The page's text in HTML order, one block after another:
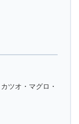
ツオ・マグロ・